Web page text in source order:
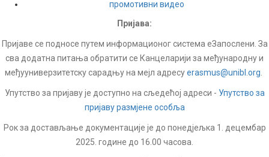
промотивни видео
Пријава:
Пријаве се подносе путем информационог система еЗапослени. За
сва додатна питања обратити се Канцеларији за међународну и
међууниверзитетску сарадњу на мејл адресуerasmus@unibl.org
Упутство за пријаву је доступно на сљедећој адреси - Упутство за
пријаву размјене особља
Рок за достављање документације је до понедјељка 1. децембар
2025. године до 16.00 часова.